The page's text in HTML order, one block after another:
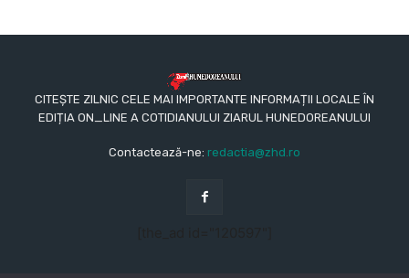
CITEȘTE ZILNIC CELE MAI IMPORTANTE INFORMAȚII LOCALE ÎN
EDIȚIA ON_LINE A COTIDIANULUI ZIARUL HUNEDOREANULUI
Contactează-ne: redactia@zhd.ro